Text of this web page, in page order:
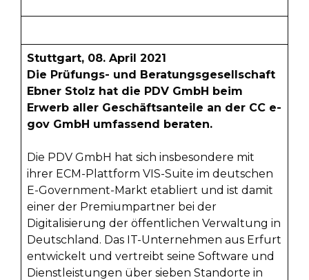
Stuttgart, 08. April 2021
Die Prüfungs- und Beratungsgesellschaft
Ebner Stolz hat die PDV GmbH beim
Erwerb aller Geschäftsanteile an der CC e-
gov GmbH umfassend beraten.
Die PDV GmbH hat sich insbesondere mit
ihrer ECM-Plattform VIS-Suite im deutschen
E-Government-Markt etabliert und ist damit
einer der Premiumpartner bei der
Digitalisierung der öffentlichen Verwaltung in
Deutschland. Das IT-Unternehmen aus Erfurt
entwickelt und vertreibt seine Software und
Dienstleistungen über sieben Standorte in